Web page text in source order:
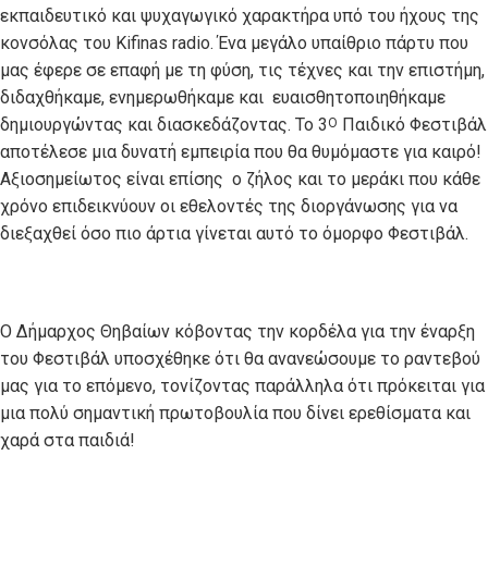
εκπαιδευτικό και ψυχαγωγικό χαρακτήρα υπό του ήχους της
κονσόλας του Kifinas radio. Ένα μεγάλο υπαίθριο πάρτυ που
μας έφερε σε επαφή με τη φύση, τις τέχνες και την επιστήμη,
διδαχθήκαμε, ενημερωθήκαμε και ευαισθητοποιηθήκαμε
δημιουργώντας και διασκεδάζοντας. Το 3Ο Παιδικό Φεστιβάλ
αποτέλεσε μια δυνατή εμπειρία που θα θυμόμαστε για καιρό!
Αξιοσημείωτος είναι επίσης ο ζήλος και το μεράκι που κάθε
χρόνο επιδεικνύουν οι εθελοντές της διοργάνωσης για να
διεξαχθεί όσο πιο άρτια γίνεται αυτό το όμορφο Φεστιβάλ.
Ο Δήμαρχος Θηβαίων κόβοντας την κορδέλα για την έναρξη
του Φεστιβάλ υποσχέθηκε ότι θα ανανεώσουμε το ραντεβού
μας για το επόμενο, τονίζοντας παράλληλα ότι πρόκειται για
μια πολύ σημαντική πρωτοβουλία που δίνει ερεθίσματα και
χαρά στα παιδιά!